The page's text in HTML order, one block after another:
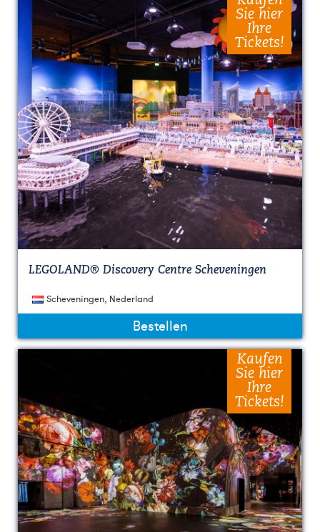
Sie hier
Ihre
Tickets!
LEGOLAND® Discovery Centre Scheveningen
Scheveningen, Nederland
Bestellen
Kaufen
Sie hier
Ihre
Tickets!